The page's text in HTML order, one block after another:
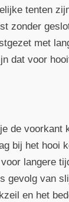
tenten
zonder
met
dat voor
de voorkant
bij het hooi
langere
gevolg van
en het